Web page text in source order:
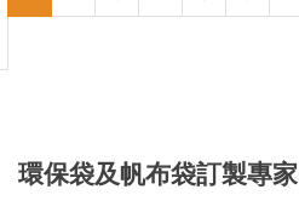
環保袋及帆布袋訂製專家